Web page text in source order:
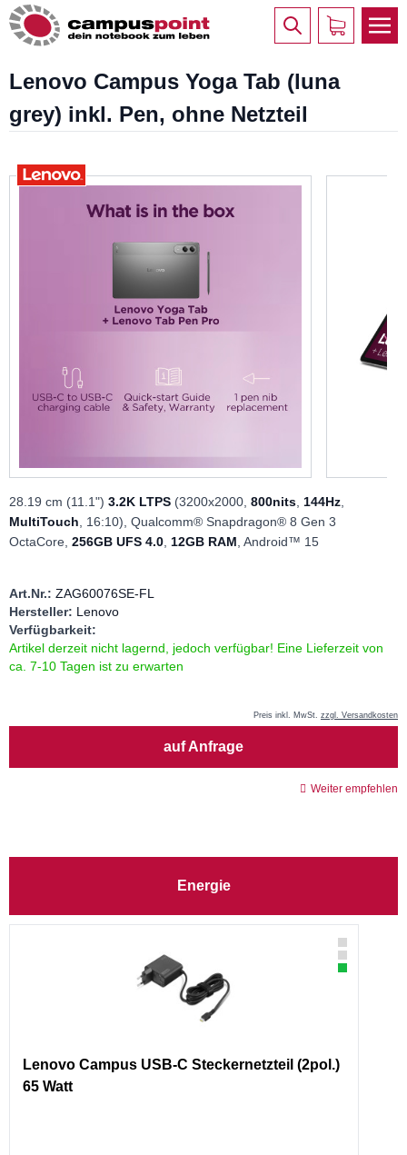
Lenovo Campus Yoga Tab (luna
grey) inkl. Pen, ohne Netzteil
28.19 cm (11.1") 3.2K LTPS (3200x2000, 800nits 144Hz
MultiTouch , 16:10), Qualcomm® Snapdragon® 8 Gen 3
OctaCore, 256GB UFS 4.0 12GB RAM , Android™ 15
Art.Nr.: ZAG60076SE-FL
Hersteller: Lenovo
Verfügbarkeit:
Artikel derzeit nicht lagernd, jedoch verfügbar! Eine Lieferzeit von
ca. 7-10 Tagen ist zu erwarten
Preis inkl. MwSt. zzgl. Versandkosten
auf Anfrage
Weiter empfehlen
Energie
Lenovo Campus USB-C Steckernetzteil (2pol.)
65 Watt